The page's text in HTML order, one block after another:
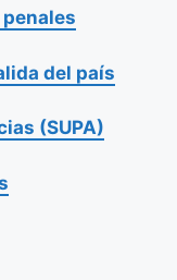
del país
(SUPA)